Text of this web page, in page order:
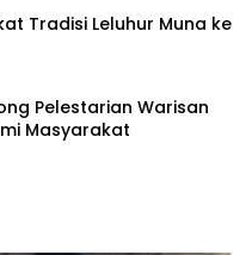
Tradisi Leluhur Muna ke
Pelestarian Warisan
Masyarakat